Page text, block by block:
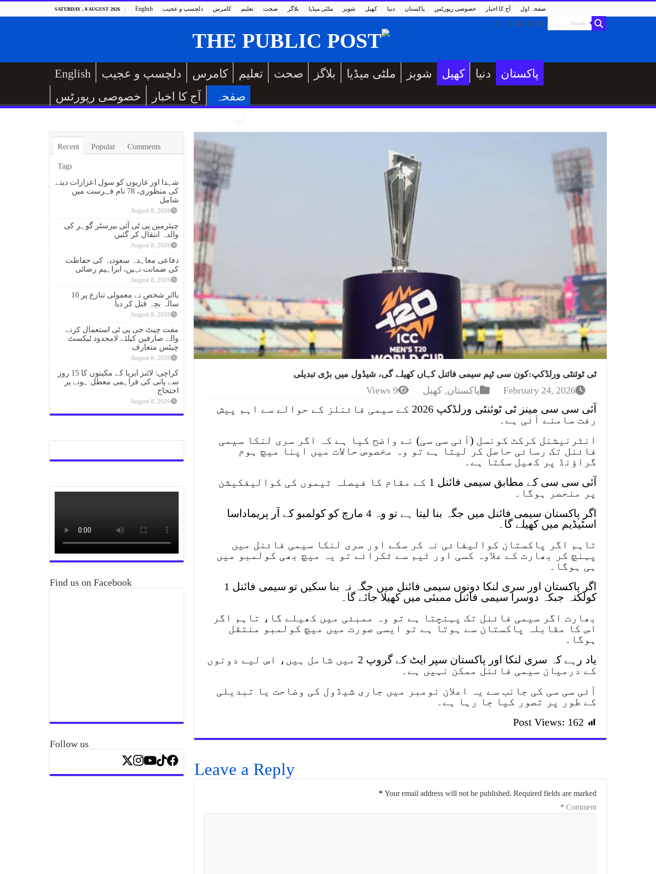
SATURDAY , 8 AUGUST 2026 English دلچسپ و عجیب کامرس تعلیم صحت بلاگز ملٹی میڈیا شوبز کھیل دنیا پاکستان خصوصی رپورٹس آج کا اخبار صفحہ اول
English دلچسپ و عجیب کامرس تعلیم صحت بلاگز ملٹی میڈیا شوبز کھیل دنیا
پاکستان
خصوصی رپورٹس
آج کا اخبار
صفحہ
ٹی ٹوئنٹی ورلڈکپ:کون سی ٹیم سیمی فائنل کہاں کھیلے گی، شیڈول میں بڑی تبدیلی
February 24, 2026 پاکستان, کھیل 9 Views
آئی سی سی مینز ٹی ٹوئنٹی ورلڈکپ 2026 کے سیمی فائنلز کے حوالے سے اہم پیش
رفت سامنے آئی ہے۔
انٹرنیشنل کرکٹ کونسل (آئی سی سی) نے واضح کیا ہے کہ اگر سری لنکا سیمی
فائنل تک رسائی حاصل کر لیتا ہے تو وہ مخصوص حالات میں اپنا میچ ہوم
گراؤنڈ پر کھیل سکتا ہے۔
آئی سی سی کے مطابق سیمی فائنل 1 کے مقام کا فیصلہ ٹیموں کی کوالیفکیشن
پر منحصر ہوگا۔
اگر پاکستان سیمی فائنل میں جگہ بنا لیتا ہے تو وہ 4 مارچ کو کولمبو کے آر پریماداسا
اسٹیڈیم میں کھیلے گا۔
تاہم اگر پاکستان کوالیفائی نہ کر سکے اور سری لنکا سیمی فائنل میں
پہنچ کر بھارت کے علاوہ کسی اور ٹیم سے ٹکرائے تو یہ میچ بھی کولمبو میں
ہی ہوگا۔
اگر پاکستان اور سری لنکا دونوں سیمی فائنل میں جگہ نہ بنا سکیں تو سیمی فائنل 1
کولکتہ جبکہ دوسرا سیمی فائنل ممبئی میں کھیلا جائے گا۔
بھارت اگر سیمی فائنل تک پہنچتا ہے تو وہ ممبئی میں کھیلے گا، تاہم اگر
اس کا مقابلہ پاکستان سے ہوتا ہے تو ایسی صورت میں میچ کولمبو منتقل
ہوگا۔
یاد رہے کہ سری لنکا اور پاکستان سپر ایٹ کے گروپ 2 میں شامل ہیں، اس لیے دونوں
کے درمیان سیمی فائنل ممکن نہیں ہے۔
آئی سی سی کی جانب سے یہ اعلان نومبر میں جاری شیڈول کی وضاحت یا تبدیلی
کے طور پر تصور کیا جا رہا ہے۔
Post Views: 162
Leave a Reply
Your email address will not be published. Required fields are marked
*
Comment
*
Recent Popular Comments
Tags
شہدا اور غازیوں کو سول اعزازات دینے
کی منظوری، 78 نام فہرست میں
شامل
August 8, 2026
چیئرمین پی ٹی آئی بیرسٹر گوہر کی
والدہ انتقال کر گئیں
August 8, 2026
دفاعی معاہدہ سعودیہ کی حفاظت
کی ضمانت نہیں، ابراہیم رضائی
August 8, 2026
بااثر شخص نے معمولی تنازع پر 10
سالہ بچہ قتل کر دیا
August 8, 2026
مفت چیٹ جی پی ٹی استعمال کرنے
والے صارفین کیلئے لامحدود ٹیکسٹ
چیٹس متعارف
August 8, 2026
کراچی: لائنز ایریا کے مکینوں کا 15 روز
سے پانی کی فراہمی معطل ہونے پر
احتجاج
August 8, 2026
Find us on Facebook
Follow us